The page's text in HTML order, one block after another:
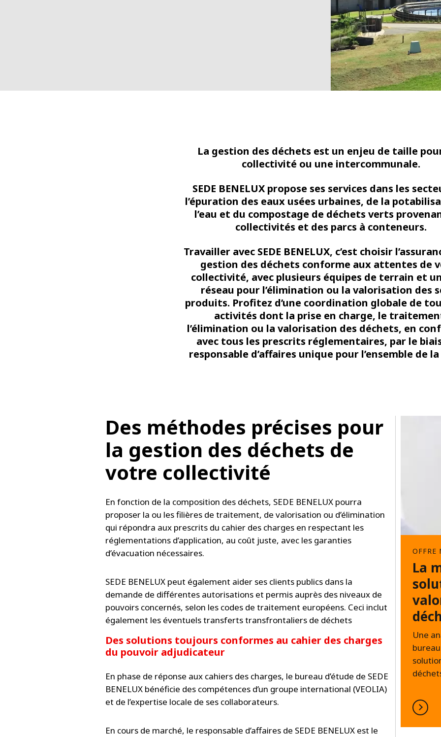
La gestion des déchets est un enjeu de taille
collectivité ou une intercommunale.
SEDE BENELUX propose ses services dans les
l’épuration des eaux usées urbaines, de la
l’eau et du compostage de déchets verts
collectivités et des parcs à conteneurs.
Travailler avec SEDE BENELUX, c’est choisir
gestion des déchets conforme aux attentes de
collectivité, avec plusieurs équipes de terrain et
réseau pour l’élimination ou la valorisation des
produits. Profitez d’une coordination globale de
activités dont la prise en charge, le
l’élimination ou la valorisation des déchets, en
avec tous les prescrits réglementaires, par le biais
responsable d’affaires unique pour l’ensemble de
Des méthodes précises pour
la gestion des déchets de
votre collectivité
En fonction de la composition des déchets, SEDE BENELUX pourra
proposer la ou les filières de traitement, de valorisation ou d’élimination
qui répondra aux prescrits du cahier des charges en respectant les
réglementations d’application, au coût juste, avec les garanties
d’évacuation nécessaires.
SEDE BENELUX peut également aider ses clients publics dans la
demande de différentes autorisations et permis auprès des niveaux de
pouvoirs concernés, selon les codes de traitement européens. Ceci inclut
également les éventuels transferts transfrontaliers de déchets
Des solutions toujours conformes au cahier des charges
du pouvoir adjudicateur
En phase de réponse aux cahiers des charges, le bureau d’étude de SEDE
BENELUX bénéficie des compétences d’un groupe international (VEOLIA)
et de l’expertise locale de ses collaborateurs.
En cours de marché, le responsable d’affaires de SEDE BENELUX est le
OFFRE
La
Une